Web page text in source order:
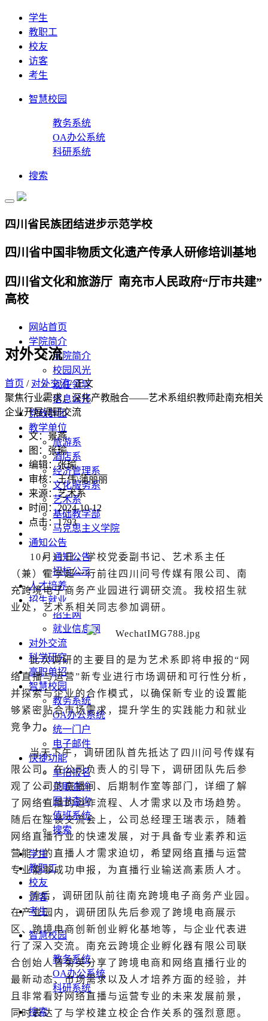
学生
教职工
校友
访客
考生
智慧校园
教务系统
OA办公系统
科研系统
搜索
四川省民族团结进步示范学校
四川省中国非物质文化遗产传承人研修培训基地
四川省文化和旅游厅 南充市人民政府“厅市共建”
高校
网站首页
学院简介
学院简介
校园风光
现任领导
信息公开
党政群团
教学单位
旅游系
酒店系
经济管理系
文化服务系
艺术系
基础教学部
马克思主义学院
通知公告
通知公告
招标公示
人才培养
招生就业
招生网
就业信息网
对外交流
科学研究
高职单招
智慧校园
教务系统
OA办公系统
统一门户
电子邮件
快捷功能
单招报名
录取查询
图书查询
值班系统
搜索
学生
教职工
校友
访客
考生
智慧校园
教务系统
OA办公系统
科研系统
搜索
对外交流
首页 / 对外交流/ 正文
聚焦行业需求，深化产教融合——艺术系组织教师赴南充相关
企业开展调研交流
文：景燕
图：张瑜
编辑：张瑜
审核：王伟\蒲丽丽
来源：艺术系
时间：2024-10-12
点击：1793
10月11日，学校党委副书记、艺术系主任
（兼）霍学超一行前往四川问号传媒有限公司、南
充跨境电子商务产业园进行调研交流。 我校招生就
业处，艺术系相关同志参加调研。
此次调研的主要目的是为艺术系即将申报的“网
络直播与运营”新专业进行市场调研和可行性分析，
并探索与企业的合作模式，以确保新专业的设置能
够紧密贴合市场需求，提升学生的实践能力和就业
竞争力。
当天下午，调研团队首先抵达了四川问号传媒有
限公司。在公司负责人的引导下，调研团队先后参
观了公司的直播间、后期制作室等部门，详细了解
了网络直播的运作流程、人才需求以及市场趋势。
随后在座谈交流会上，公司总经理王瑞表示，随着
网络直播行业的快速发展，对于具备专业素养和运
营能力的直播人才需求迫切，希望网络直播与运营
专业能够成功申报，为直播行业输送高素质人才。
随后，调研团队前往南充跨境电子商务产业园。
在产业园内，调研团队先后参观了跨境电商展示
区、跨境电商创新创业孵化基地等，与企业代表进
行了深入交流。南充云跨境企业孵化器有限公司联
合创始人曾菊英分享了跨境电商和网络直播行业的
最新动态、市场需求以及人才培养方面的经验，并
且非常看好网络直播与运营专业的未来发展前景，
同时表达了与学校建立校企合作关系的强烈意愿。